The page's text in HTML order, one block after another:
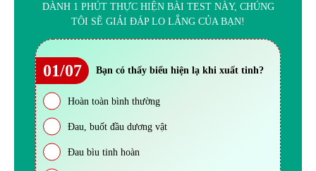
DÀNH 1 PHÚT THỰC HIỆN BÀI TEST NÀY, CHÚNG
TÔI SẼ GIẢI ĐÁP LO LẮNG CỦA BẠN!
01/07 Bạn có thấy biểu hiện lạ khi xuất tinh?
Hoàn toàn bình thường
Đau, buốt đầu dương vật
Đau bìu tinh hoàn